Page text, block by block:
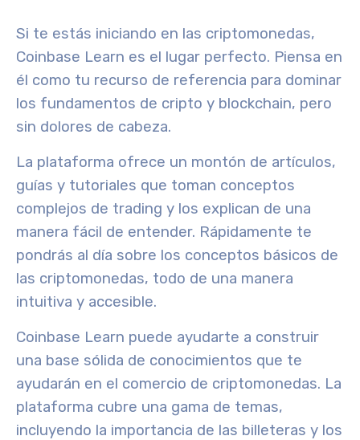
Si te estás iniciando en las criptomonedas,
Coinbase Learn es el lugar perfecto. Piensa en
él como tu recurso de referencia para dominar
los fundamentos de cripto y blockchain, pero
sin dolores de cabeza.
La plataforma ofrece un montón de artículos,
guías y tutoriales que toman conceptos
complejos de trading y los explican de una
manera fácil de entender. Rápidamente te
pondrás al día sobre los conceptos básicos de
las criptomonedas, todo de una manera
intuitiva y accesible.
Coinbase Learn puede ayudarte a construir
una base sólida de conocimientos que te
ayudarán en el comercio de criptomonedas. La
plataforma cubre una gama de temas,
incluyendo la importancia de las billeteras y los